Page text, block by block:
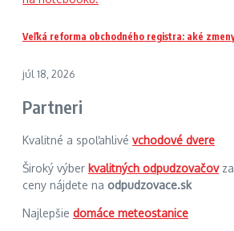
Veľká reforma obchodného registra: aké
júl 18, 2026
Partneri
Kvalitné a spoľahlivé vchodové dvere
Široký výber kvalitných odpudzovačovza
ceny nájdete na odpudzovace.sk
Najlepšie domáce meteostanice